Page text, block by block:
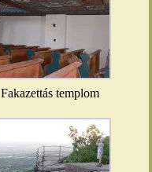
Fakazettás templom